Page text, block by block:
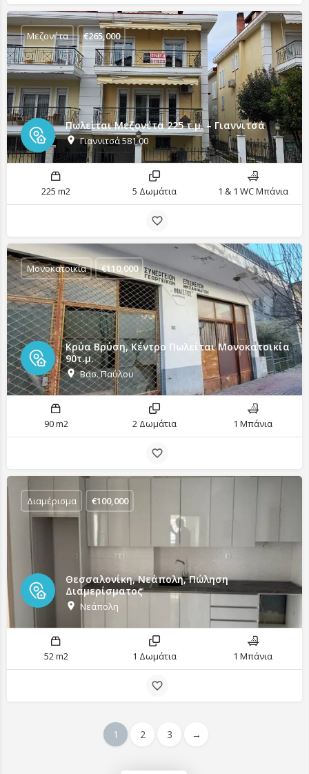
Πωλείται Μεζονέτα 225 τ.μ. – Γιαννιτσά
Γιαννιτσά 581 00
Μεζονέτα €265,000
225 m2 5 Δωμάτια 1 & 1 WC Μπάνια
Κρύα Βρύση, Κέντρο Πωλείται Μονοκατοικία
90τ.μ.
Βασ. Παύλου
Μονοκατοικία €110,000
90 m2 2 Δωμάτια 1 Μπάνια
Θεσσαλονίκη, Νεάπολη, Πώληση
Διαμερίσματος
Νεάπολη
Διαμέρισμα €100,000
52 m2 1 Δωμάτια 1 Μπάνια
1 2 3 →